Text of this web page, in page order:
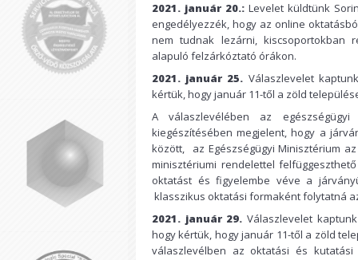
2021. január 20.:Levelet küldtünk
engedélyezzék, hogy az online
nem tudnak lezárni, kiscsoportokban
alapuló felzárkóztató órákon.
2021. január 25. Válaszlevelet
kértük, hogy január 11-től a zöld
A válaszlevélében az
kiegészítésében megjelent, hogy a
között, az Egészségügyi Minisztérium
minisztériumi rendelettel
oktatást és figyelembe véve a
klasszikus oktatási formaként folytatná
2021. január 29. Válaszlevelet
hogy kértük, hogy január 11-től a zöld
válaszlevélben az oktatási és